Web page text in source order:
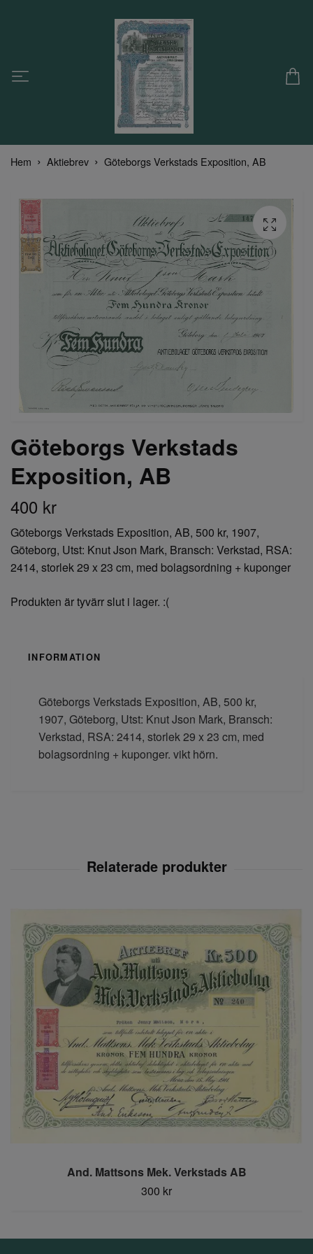
Hem Aktiebrev Göteborgs Verkstads Exposition, AB
Göteborgs Verkstads
Exposition, AB
400 kr
Göteborgs Verkstads Exposition, AB, 500 kr, 1907,
Göteborg, Utst: Knut Json Mark, Bransch: Verkstad, RSA:
2414, storlek 29 x 23 cm, med bolagsordning + kuponger
Produkten är tyvärr slut i lager. :(
INFORMATION
Göteborgs Verkstads Exposition, AB, 500 kr,
1907, Göteborg, Utst: Knut Json Mark, Bransch:
Verkstad, RSA: 2414, storlek 29 x 23 cm, med
bolagsordning + kuponger. vikt hörn.
And. Mattsons Mek. Verkstads AB
300 kr